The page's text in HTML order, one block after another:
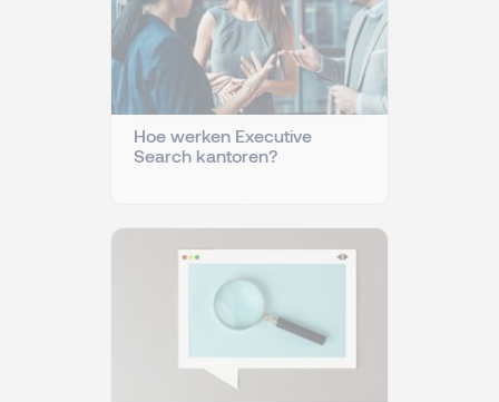
Hoe werken Executive
Search kantoren?